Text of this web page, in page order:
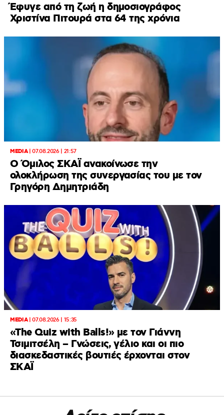
Έφυγε από τη ζωή η δημοσιογράφος
Χριστίνα Πιτουρά στα 64 της χρόνια
MEDIA|07.08.2026 | 21:57
Ο Όμιλος ΣΚΑΪ ανακοίνωσε την
ολοκλήρωση της συνεργασίας του με τον
Γρηγόρη Δημητριάδη
MEDIA|07.08.2026 | 15:35
«The Quiz with Balls!» με τον Γιάννη
Τσιμιτσέλη – Γνώσεις, γέλιο και οι πιο
διασκεδαστικές βουτιές έρχονται στον
ΣΚΑΪ